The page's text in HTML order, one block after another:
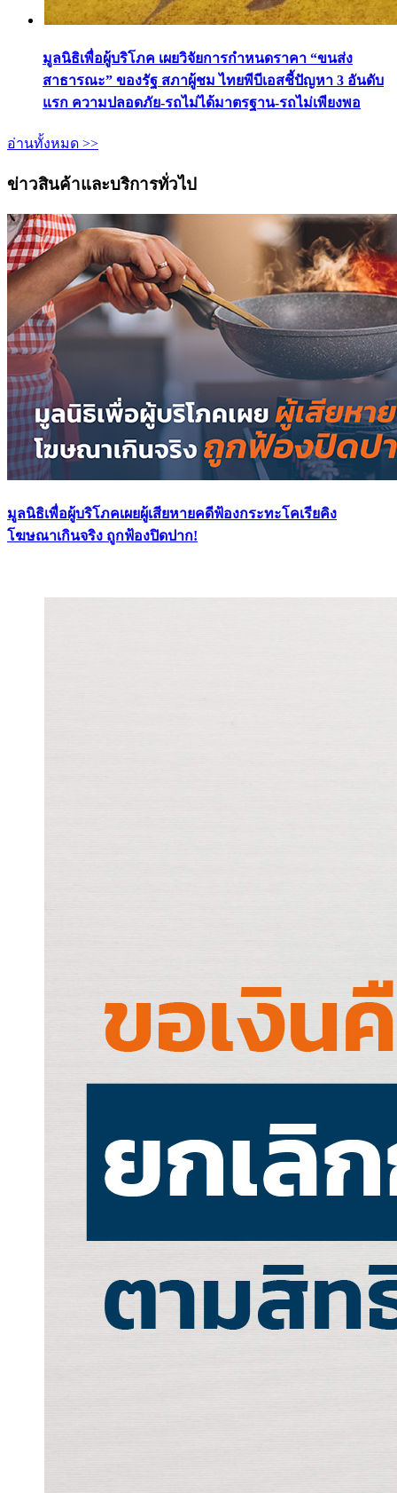
มูลนิธิเพื่อผู้บริโภค เผยวิจัยการกำหนดราคา “ขนส่ง
สาธารณะ” ของรัฐ สภาผู้ชม ไทยพีบีเอสชี้ปัญหา 3 อันดับ
แรก ความปลอดภัย-รถไม่ได้มาตรฐาน-รถไม่เพียงพอ
อ่านทั้งหมด >>
ข่าวสินค้าและบริการทั่วไป
มูลนิธิเพื่อผู้บริโภคเผยผู้เสียหายคดีฟ้องกระทะโคเรียคิง
โฆษณาเกินจริง ถูกฟ้องปิดปาก!